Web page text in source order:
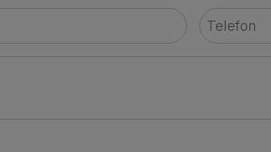
Telefon
*